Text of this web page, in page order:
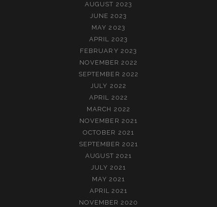
AUGUST 2023
JUNE 2023
MAY 2023
APRIL 2023
FEBRUARY 2023
NOVEMBER 2022
SEPTEMBER 2022
JULY 2022
APRIL 2022
MARCH 2022
NOVEMBER 2021
OCTOBER 2021
SEPTEMBER 2021
AUGUST 2021
JULY 2021
MAY 2021
APRIL 2021
NOVEMBER 2020